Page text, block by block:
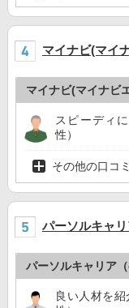
マイナビ(マイ
マイナビ(マイナビ
スピーディ
性）
その他の口コ
パーソルキャリ
パーソルキャリア
良い人材を